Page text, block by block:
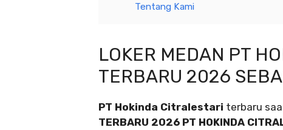
Tentang Kami
LOKER MEDAN PT
TERBARU 2026
PT Hokinda Citralestari terbaru
TERBARU 2026 PT HOKINDA